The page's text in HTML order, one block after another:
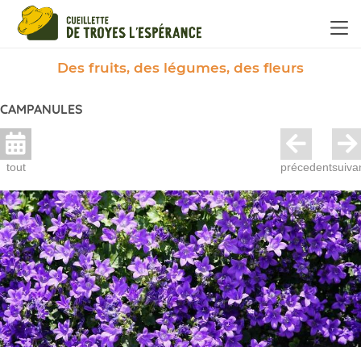
Des fruits, des légumes, des fleurs
CAMPANULES
tout précedent
Panneau de gestion des cookies